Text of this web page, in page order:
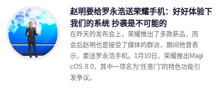
赵明要给罗永浩送荣耀手机：好好体验下
我们的系统 抄袭是不可能的
在昨天的发布会上，荣耀推出了多款新品，而
会后赵明也是接受了媒体的群访，期间他曾表
示，要送罗永浩手机。1月10日，荣耀推出Magi
cOS 8.0，其中一项名为“任意门”的特色功能引
发争议。